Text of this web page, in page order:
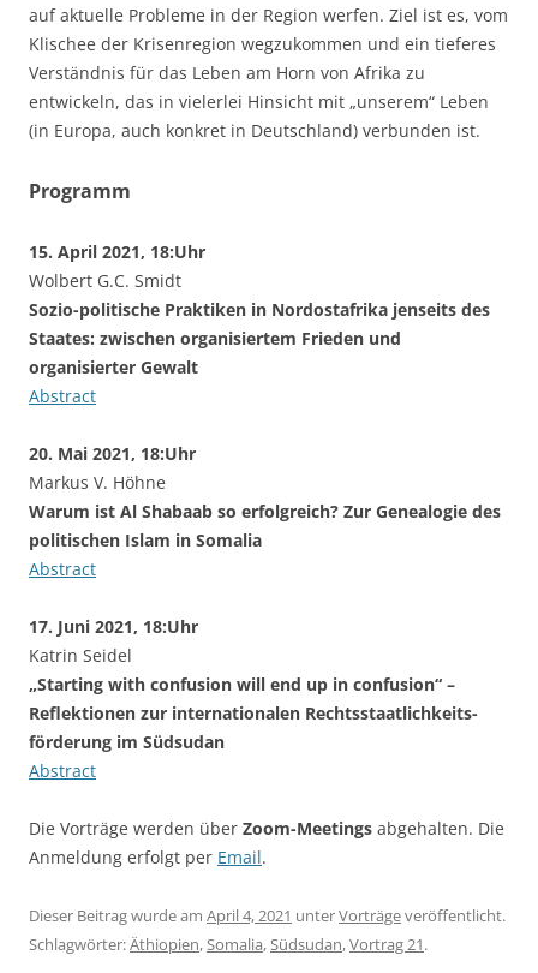
auf aktuelle Probleme in der Region werfen. Ziel ist es, vom
Klischee der Krisenregion wegzukommen und ein tieferes
Verständnis für das Leben am Horn von Afrika zu
entwickeln, das in vielerlei Hinsicht mit „unserem“ Leben
(in Europa, auch konkret in Deutschland) verbunden ist.
Programm
15. April 2021, 18:Uhr
Wolbert G.C. Smidt
Sozio-politische Praktiken in Nordostafrika jenseits des
Staates: zwischen organisiertem Frieden und
organisierter Gewalt
Abstract
20. Mai 2021, 18:Uhr
Markus V. Höhne
Warum ist Al Shabaab so erfolgreich? Zur Genealogie des
politischen Islam in Somalia
Abstract
17. Juni 2021, 18:Uhr
Katrin Seidel
„Starting with confusion will end up in confusion“ –
Reflektionen zur internationalen Rechtsstaatlichkeits-
förderung im Südsudan
Abstract
Die Vorträge werden über Zoom-Meetings abgehalten. Die
Anmeldung erfolgt per Email.
Dieser Beitrag wurde am April 4, 2021 unterVorträgeveröffentlicht.
Schlagwörter:Äthiopien,Somalia,Südsudan,Vortrag 21.